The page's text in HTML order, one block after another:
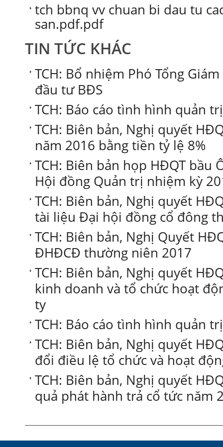
tch bbnq vv chuan bi dau tu
san.pdf.pdf
TIN TỨC KHÁC
TCH: Bổ nhiệm Phó Tổng
đầu tư BĐS
TCH: Báo cáo tình hình quản
TCH: Biên bản, Nghị quyết
năm 2016 bằng tiền tỷ lệ 8%
TCH: Biên bản họp HĐQT bầu
Hội đồng Quản trị nhiệm kỳ
TCH: Biên bản, Nghị quyết
tài liệu Đại hội đồng cổ đông
TCH: Biên bản, Nghị Quyết
ĐHĐCĐ thường niên 2017
TCH: Biên bản, Nghị quyết
kinh doanh và tổ chức hoạt
ty
TCH: Báo cáo tình hình quản
TCH: Biên bản, Nghị quyết
đổi điều lệ tổ chức và hoạt
TCH: Biên bản, Nghị quyết
quả phát hành trả cổ tức năm